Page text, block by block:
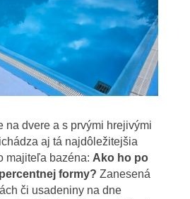
na dvere a s prvými hrejivými
aj tá najdôležitejšia
majiteľa bazéna: Ako ho po
formy? Zanesená
či usadeniny na dne